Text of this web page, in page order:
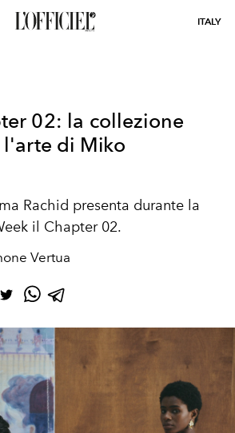
ITALY
02: la collezione
l'arte di Miko
Rachid presenta durante la
il Chapter 02.
Vertua